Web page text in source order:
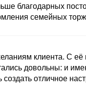
благодарных
семейных
клиента. С
довольны: и
отличное